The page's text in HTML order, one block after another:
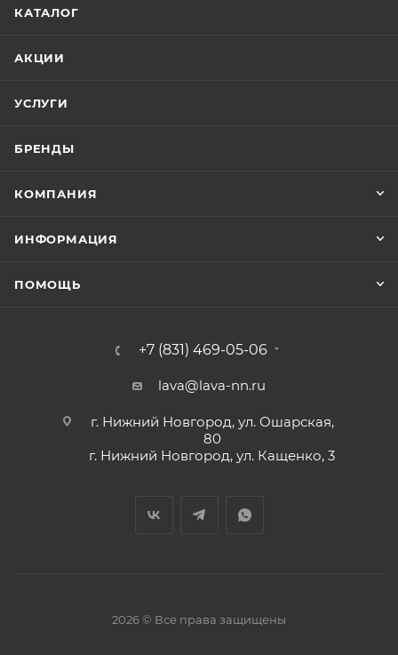
КАТАЛОГ
АКЦИИ
УСЛУГИ
БРЕНДЫ
КОМПАНИЯ
ИНФОРМАЦИЯ
ПОМОЩЬ
+7 (831) 469-05-06
lava@lava-nn.ru
г. Нижний Новгород, ул. Ошарская,
80
г. Нижний Новгород, ул. Кащенко, 3
2026 © Все права защищены